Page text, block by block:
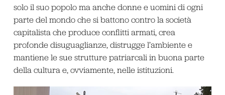
solo il suo popolo ma anche donne e uomini di ogni
parte del mondo che si battono contro la società
capitalista che produce conflitti armati, crea
profonde disuguaglianze, distrugge l’ambiente e
mantiene le sue strutture patriarcali in buona parte
della cultura e, ovviamente, nelle istituzioni.